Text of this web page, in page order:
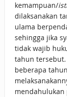
kemampuan/
dilaksanakan
ulama
sehingga jika
tidak wajib
tahun
beberapa
mendahulukan